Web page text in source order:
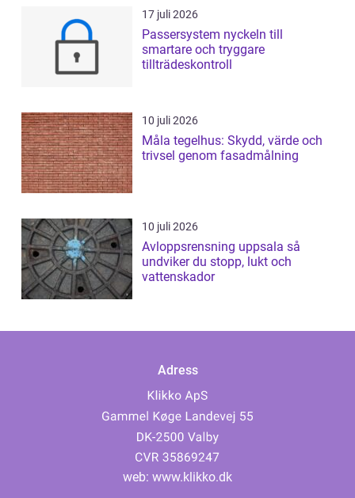
17 juli 2026
Passersystem nyckeln till
smartare och tryggare
tillträdeskontroll
10 juli 2026
Måla tegelhus: Skydd, värde och
trivsel genom fasadmålning
10 juli 2026
Avloppsrensning uppsala så
undviker du stopp, lukt och
vattenskador
Adress
web: www.klikko.dk